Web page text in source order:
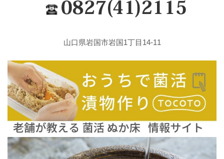
山口県岩国市岩国1丁目14-11